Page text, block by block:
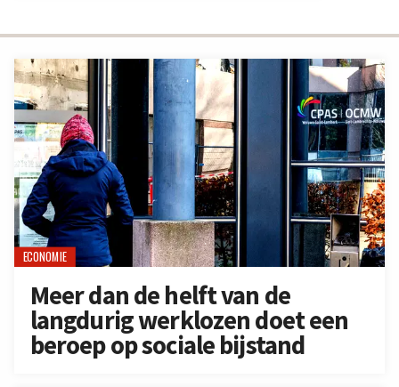
ECONOMIE
Meer dan de helft van de
langdurig werklozen doet een
beroep op sociale bijstand